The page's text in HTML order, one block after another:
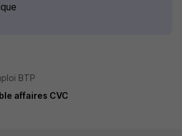
BTP
affaires CVC